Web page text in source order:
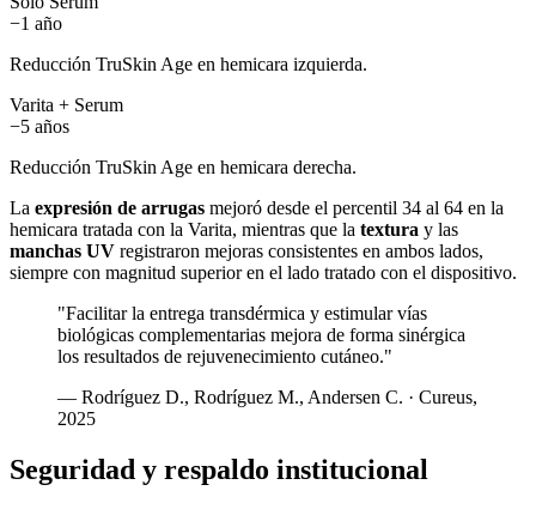
−1 año
Reducción TruSkin Age en hemicara izquierda.
Varita + Serum
−5 años
Reducción TruSkin Age en hemicara derecha.
La expresión de arrugas mejoró desde el percentil 34 al 64 en la
hemicara tratada con la Varita, mientras que la textura y las
manchas UV registraron mejoras consistentes en ambos lados,
siempre con magnitud superior en el lado tratado con el dispositivo.
"Facilitar la entrega transdérmica y estimular vías
biológicas complementarias mejora de forma sinérgica
los resultados de rejuvenecimiento cutáneo."
— Rodríguez D., Rodríguez M., Andersen C. · Cureus,
2025
Seguridad y respaldo institucional